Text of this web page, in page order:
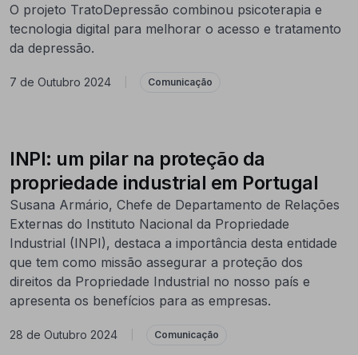
O projeto TratoDepressão combinou psicoterapia e
tecnologia digital para melhorar o acesso e tratamento
da depressão.
7 de Outubro 2024 Comunicação
INPI: um pilar na proteção da
propriedade industrial em Portugal
Susana Armário, Chefe de Departamento de Relações
Externas do Instituto Nacional da Propriedade
Industrial (INPI), destaca a importância desta entidade
que tem como missão assegurar a proteção dos
direitos da Propriedade Industrial no nosso país e
apresenta os benefícios para as empresas.
28 de Outubro 2024 Comunicação